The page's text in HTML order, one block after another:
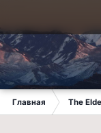
Главная The